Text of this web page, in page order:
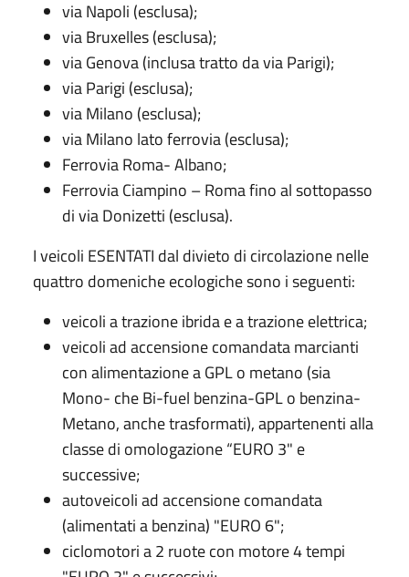
via Napoli (esclusa);
via Bruxelles (esclusa);
via Genova (inclusa tratto da via Parigi);
via Parigi (esclusa);
via Milano (esclusa);
via Milano lato ferrovia (esclusa);
Ferrovia Roma- Albano;
Ferrovia Ciampino – Roma fino al sottopasso
di via Donizetti (esclusa).
I veicoli ESENTATI dal divieto di circolazione nelle
quattro domeniche ecologiche sono i seguenti:
veicoli a trazione ibrida e a trazione elettrica;
veicoli ad accensione comandata marcianti
con alimentazione a GPL o metano (sia
Mono- che Bi-fuel benzina-GPL o benzina-
Metano, anche trasformati), appartenenti alla
classe di omologazione “EURO 3" e
successive;
autoveicoli ad accensione comandata
(alimentati a benzina) "EURO 6";
ciclomotori a 2 ruote con motore 4 tempi